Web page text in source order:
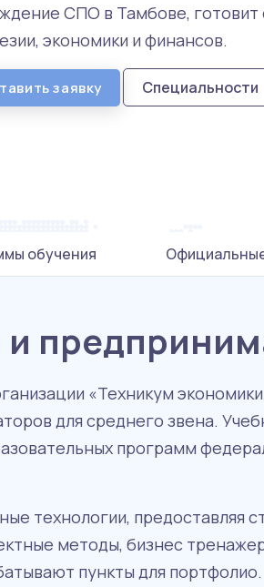
СПО в Тамбове,
экономики и финансов.
заявку Специальности
обучения
«Техникум
для среднего звена.
программ
технологии,
методы, бизнес
пункты для портфолио.